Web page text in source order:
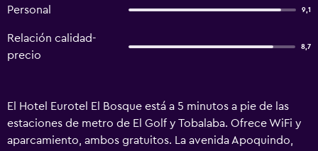
Personal 9,1
Relación calidad-
precio
8,7
El Hotel Eurotel El Bosque está a 5 minutos a pie de las
estaciones de metro de El Golf y Tobalaba. Ofrece WiFi y
aparcamiento, ambos gratuitos. La avenida Apoquindo,